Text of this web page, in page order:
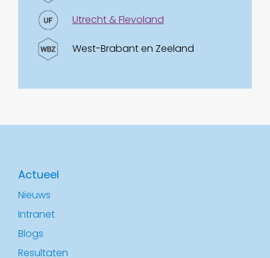
Utrecht & Flevoland
West-Brabant en Zeeland
Actueel
Nieuws
Intranet
Blogs
Resultaten